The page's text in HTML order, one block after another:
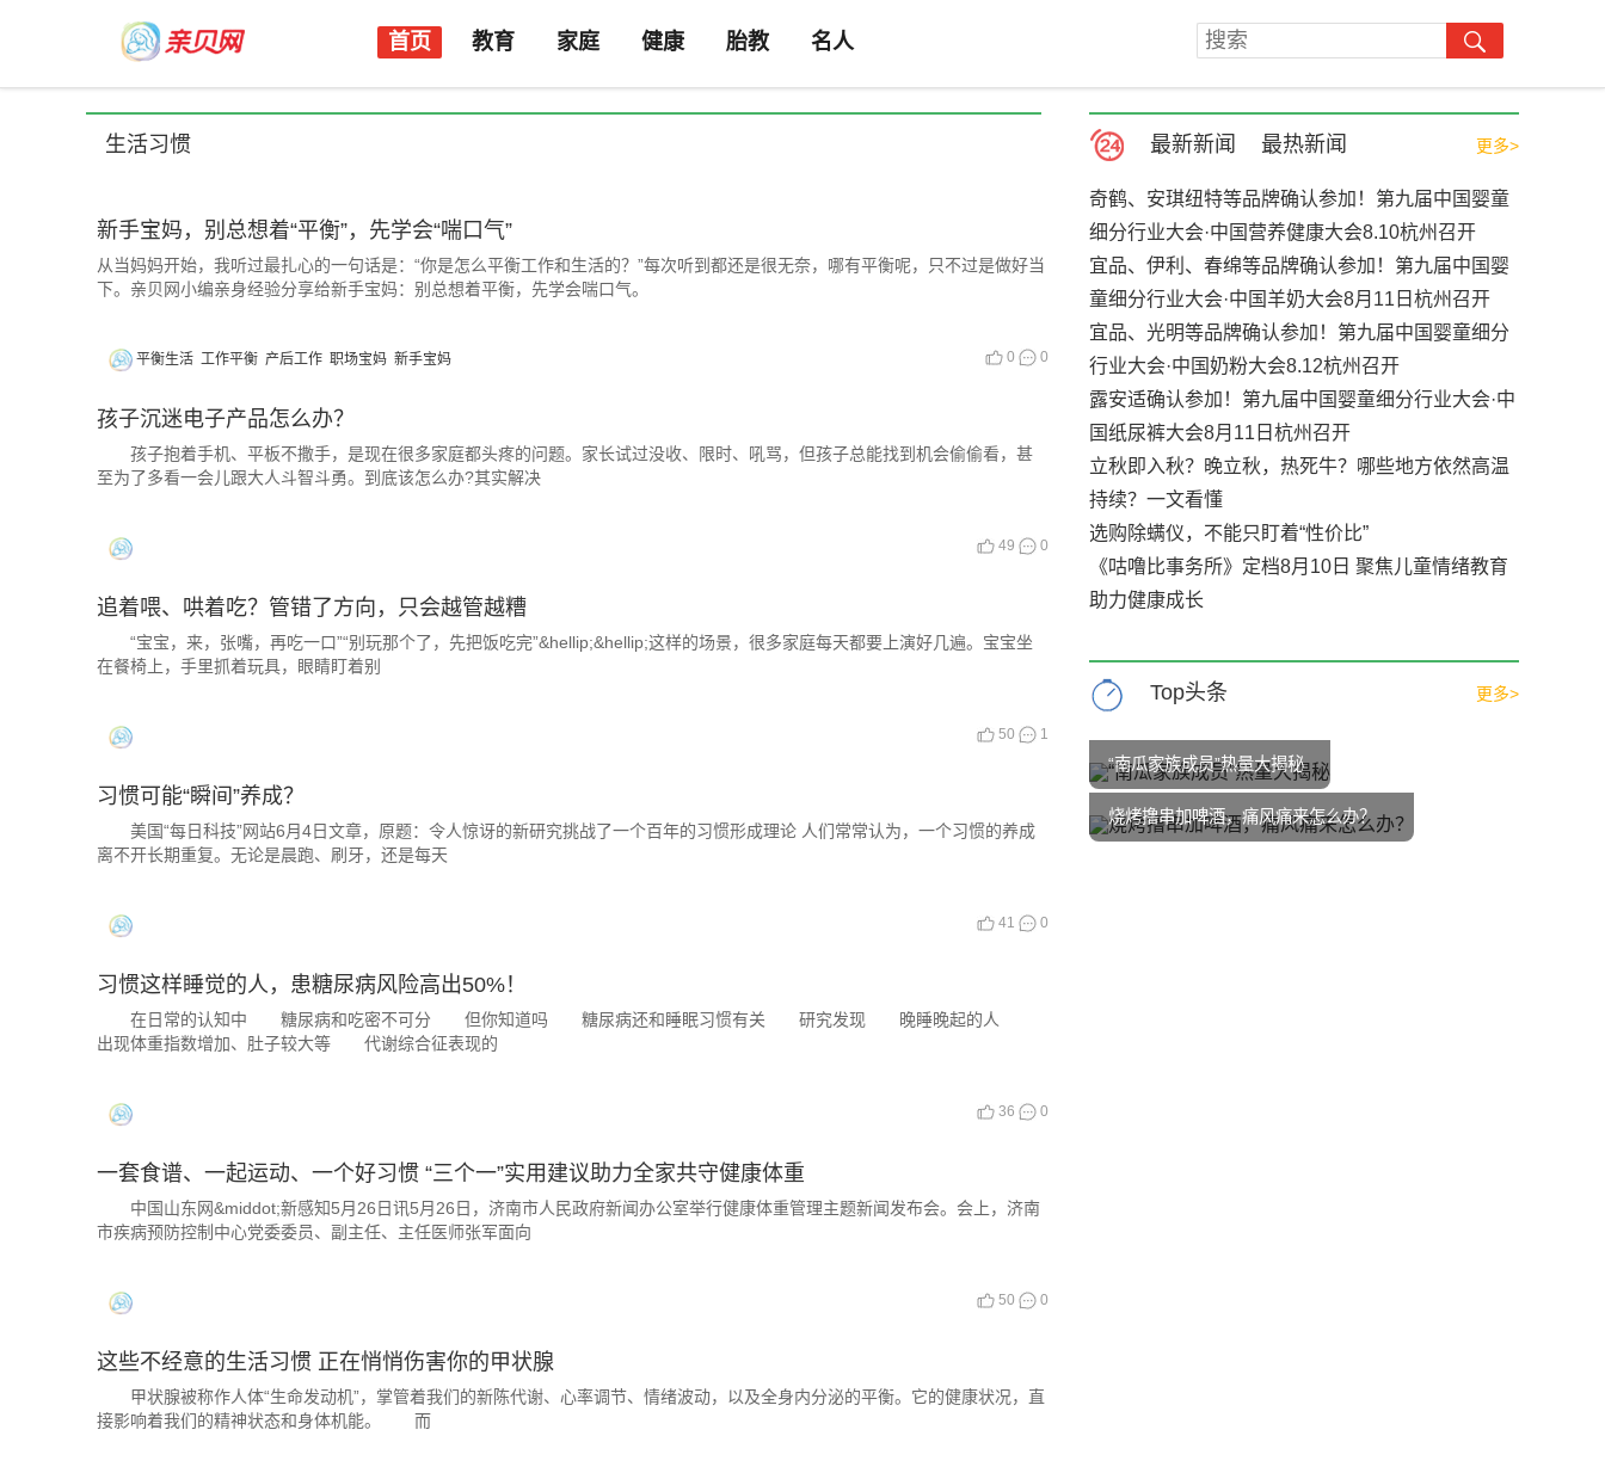
首页 教育 家庭 健康 胎教 名人
生活习惯
新手宝妈，别总想着“平衡”，先学会“喘口气”
从当妈妈开始，我听过最扎心的一句话是：“你是怎么平衡工作和生活的？”每次听到都还是很无奈，哪有平衡呢，只不过是做好当
下。亲贝网小编亲身经验分享给新手宝妈：别总想着平衡，先学会喘口气。
平衡生活 工作平衡 产后工作 职场宝妈 新手宝妈 0 0
孩子沉迷电子产品怎么办？
孩子抱着手机、平板不撒手，是现在很多家庭都头疼的问题。家长试过没收、限时、吼骂，但孩子总能找到机会偷偷看，甚
至为了多看一会儿跟大人斗智斗勇。到底该怎么办?其实解决
49 0
追着喂、哄着吃？管错了方向，只会越管越糟
“宝宝，来，张嘴，再吃一口”“别玩那个了，先把饭吃完”&hellip;&hellip;这样的场景，很多家庭每天都要上演好几遍。宝宝坐
在餐椅上，手里抓着玩具，眼睛盯着别
50 1
习惯可能“瞬间”养成？
美国“每日科技”网站6月4日文章，原题：令人惊讶的新研究挑战了一个百年的习惯形成理论 人们常常认为，一个习惯的养成
离不开长期重复。无论是晨跑、刷牙，还是每天
41 0
习惯这样睡觉的人，患糖尿病风险高出50%！
在日常的认知中 糖尿病和吃密不可分 但你知道吗 糖尿病还和睡眠习惯有关 研究发现 晚睡晚起的人
出现体重指数增加、肚子较大等 代谢综合征表现的
36 0
一套食谱、一起运动、一个好习惯 “三个一”实用建议助力全家共守健康体重
中国山东网&middot;新感知5月26日讯5月26日，济南市人民政府新闻办公室举行健康体重管理主题新闻发布会。会上，济南
市疾病预防控制中心党委委员、副主任、主任医师张军面向
50 0
这些不经意的生活习惯 正在悄悄伤害你的甲状腺
甲状腺被称作人体“生命发动机”，掌管着我们的新陈代谢、心率调节、情绪波动，以及全身内分泌的平衡。它的健康状况，直
接影响着我们的精神状态和身体机能。 而
最新新闻 最热新闻 更多>
奇鹤、安琪纽特等品牌确认参加！第九届中国婴童
细分行业大会·中国营养健康大会8.10杭州召开
宜品、伊利、春绵等品牌确认参加！第九届中国婴
童细分行业大会·中国羊奶大会8月11日杭州召开
宜品、光明等品牌确认参加！第九届中国婴童细分
行业大会·中国奶粉大会8.12杭州召开
露安适确认参加！第九届中国婴童细分行业大会·中
国纸尿裤大会8月11日杭州召开
立秋即入秋？晚立秋，热死牛？哪些地方依然高温
持续？一文看懂
选购除螨仪，不能只盯着“性价比”
《咕噜比事务所》定档8月10日 聚焦儿童情绪教育
助力健康成长
Top头条 更多>
“南瓜家族成员”热量大揭秘
烧烤撸串加啤酒，痛风痛来怎么办？